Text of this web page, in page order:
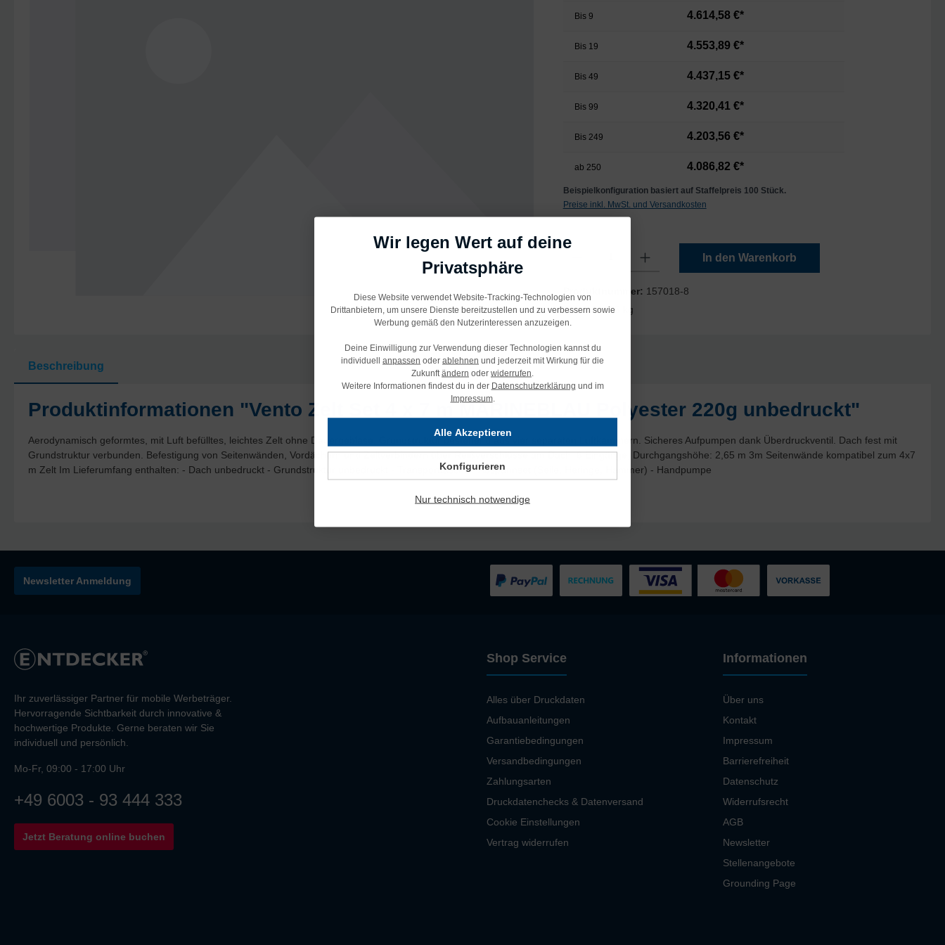
Bis 9 4.614,58 €*
Bis 19 4.553,89 €*
Bis 49 4.437,15 €*
Bis 99 4.320,41 €*
Bis 249 4.203,56 €*
ab 250 4.086,82 €*
Beispielkonfiguration basiert auf Staffelpreis 100 Stück.
Preise inkl. MwSt. und Versandkosten
Produkt Anzahl: Gib den gewünschten Wert ein oder benutze die Schaltflächen um die Anzahl zu
In den Warenkorb
Produktnummer: 157018-8
Gewicht:25 kg
Beschreibung
Produktinformationen "Vento Zelt Set 4 x 7 m MARINEBLAU Polyester 220g unbedruckt"
Aerodynamisch geformtes, mit Luft befülltes, leichtes Zelt ohne Dauergebläse. Grundstruktur bestehend aus vier separaten Luftkammern. Sicheres Aufpumpen dank Überdruckventil. Dach fest mit
Grundstruktur verbunden. Befestigung von Seitenwänden, Vordächern und Zeltverbindern über Reißverschlüsse am Dach. 6 Eingänge, Durchgangshöhe: 2,65 m 3m Seitenwände kompatibel zum 4x7
m Zelt Im Lieferumfang enthalten: - Dach unbedruckt - Grundstruktur unbedruckt - Transporttasche - Abspannset (Seile, Heringe, Hammer) - Handpumpe
Newsletter Anmeldung
Ihr zuverlässiger Partner für mobile Werbeträger.
Hervorragende Sichtbarkeit durch innovative &
hochwertige Produkte. Gerne beraten wir Sie
individuell und persönlich.
Mo-Fr, 09:00 - 17:00 Uhr
+49 6003 - 93 444 333
Jetzt Beratung online buchen
Shop Service
Alles über Druckdaten
Aufbauanleitungen
Garantiebedingungen
Versandbedingungen
Zahlungsarten
Druckdatenchecks & Datenversand
Cookie Einstellungen
Vertrag widerrufen
Informationen
Über uns
Kontakt
Impressum
Barrierefreiheit
Datenschutz
Widerrufsrecht
AGB
Newsletter
Stellenangebote
Grounding Page
Wir legen Wert auf deine
Privatsphäre
Diese Website verwendet Website-Tracking-Technologien von
Drittanbietern, um unsere Dienste bereitzustellen und zu verbessern sowie
Werbung gemäß den Nutzerinteressen anzuzeigen.
Deine Einwilligung zur Verwendung dieser Technologien kannst du
individuell anpassen oder ablehnen und jederzeit mit Wirkung für die
Zukunft ändern oder widerrufen
Weitere Informationen findest du in der Datenschutzerklärung und im
Impressum.
Nur technisch notwendige
Konfigurieren
Alle Akzeptieren